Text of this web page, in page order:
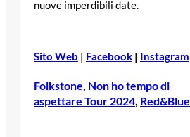
nuove imperdibili date.
Sito Web | Facebook | Instagram
Folkstone, Non ho tempo di
aspettare Tour 2024, Red&Blue